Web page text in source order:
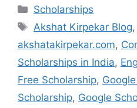
Categories
Scholarships
Tags
Akshat Kirpekar Blog,
akshatakirpekar.com,
Scholarships in India,
Free Scholarship,
Scholarship, Google